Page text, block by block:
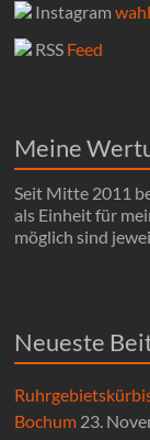
Instagram
RSS Feed
Meine
Seit Mitte 2011
als Einheit für
möglich sind
Neueste
Bochum 23.